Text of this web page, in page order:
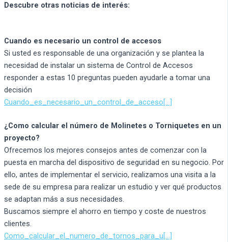
Descubre otras noticias de interés:
Cuando es necesario un control de accesos
Si usted es responsable de una organización y se plantea la
necesidad de instalar un sistema de Control de Accesos
responder a estas 10 preguntas pueden ayudarle a tomar una
decisión
Cuando_es_necesario_un_control_de_acceso[…]
¿Como calcular el número de Molinetes o Torniquetes en un
proyecto?
Ofrecemos los mejores consejos antes de comenzar con la
puesta en marcha del dispositivo de seguridad en su negocio. Por
ello, antes de implementar el servicio, realizamos una visita a la
sede de su empresa para realizar un estudio y ver qué productos
se adaptan más a sus necesidades.
Buscamos siempre el ahorro en tiempo y coste de nuestros
clientes.
Como_calcular_el_numero_de_tornos_para_u[…]